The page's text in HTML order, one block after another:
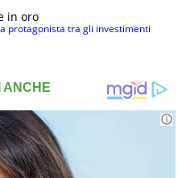
in oro
protagonista tra gli investimenti